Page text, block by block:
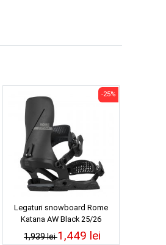
Legaturi snowboard Rome
Katana AW Black 25/26
1,939 lei
-25%
1,449 lei